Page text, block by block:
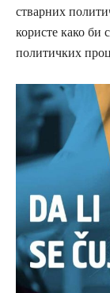
стварних
користе како би
политичких